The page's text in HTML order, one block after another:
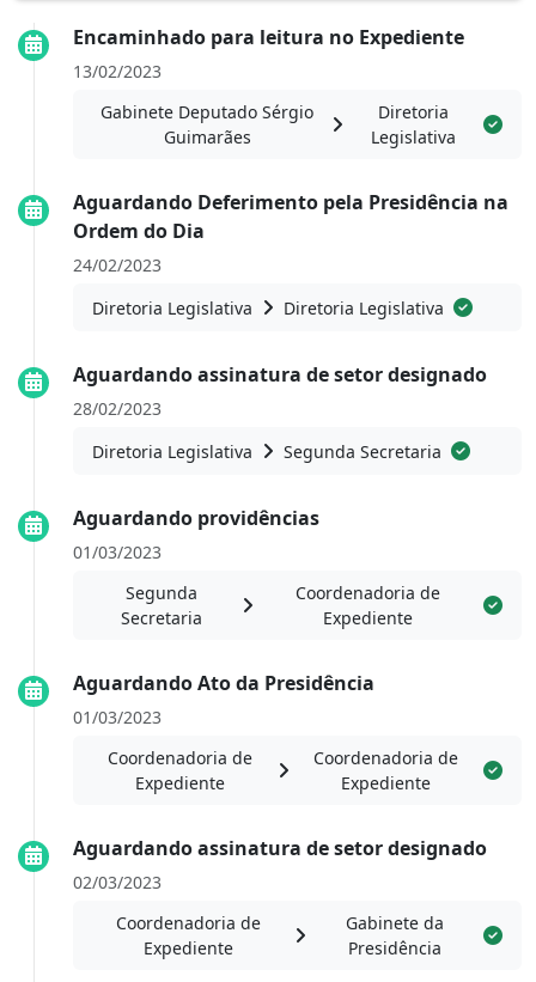
Encaminhado para leitura no Expediente
13/02/2023
Gabinete Deputado Sérgio
Guimarães
Diretoria
Legislativa
Aguardando Deferimento pela Presidência na
Ordem do Dia
24/02/2023
Diretoria Legislativa
Diretoria Legislativa
Aguardando assinatura de setor designado
28/02/2023
Diretoria Legislativa
Segunda Secretaria
Aguardando providências
01/03/2023
Segunda
Secretaria
Coordenadoria de
Expediente
Aguardando Ato da Presidência
01/03/2023
Coordenadoria de
Expediente
Coordenadoria de
Expediente
Aguardando assinatura de setor designado
02/03/2023
Coordenadoria de
Expediente
Gabinete da
Presidência